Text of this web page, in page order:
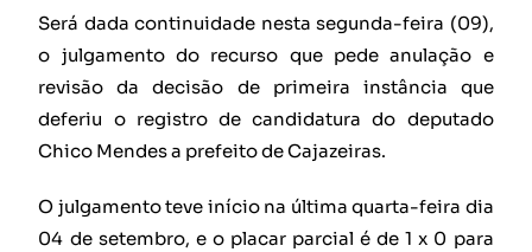
Será dada continuidade nesta segunda-feira (09),
o julgamento do recurso que pede anulação e
revisão da decisão de primeira instância que
deferiu o registro de candidatura do deputado
Chico Mendes a prefeito de Cajazeiras.
O julgamento teve início na última quarta-feira dia
04 de setembro, e o placar parcial é de 1 x 0 para